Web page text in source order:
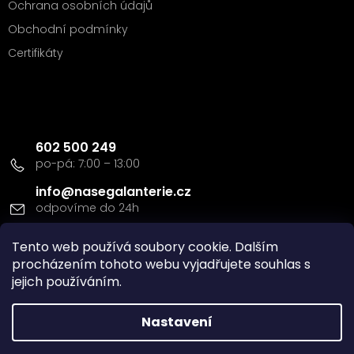
Tento web používá soubory cookie. Dalším
procházením tohoto webu vyjadřujete souhlas s
jejich používáním.
Nastavení
Ochrana osobních údajů
Obchodní podmínky
Certifikáty
info@nasegalanterie.cz
602 500 249
Doprava a platba
Vytvořil Shoptet